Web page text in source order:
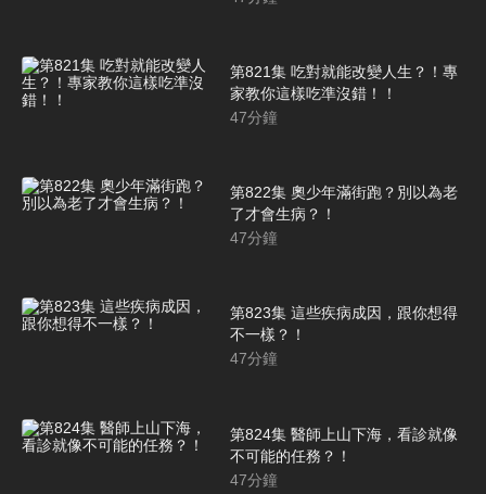
第821集 吃對就能改變人生？！專
家教你這樣吃準沒錯！！
47分鐘
第822集 奧少年滿街跑？別以為老
了才會生病？！
47分鐘
第823集 這些疾病成因，跟你想得
不一樣？！
47分鐘
第824集 醫師上山下海，看診就像
不可能的任務？！
47分鐘